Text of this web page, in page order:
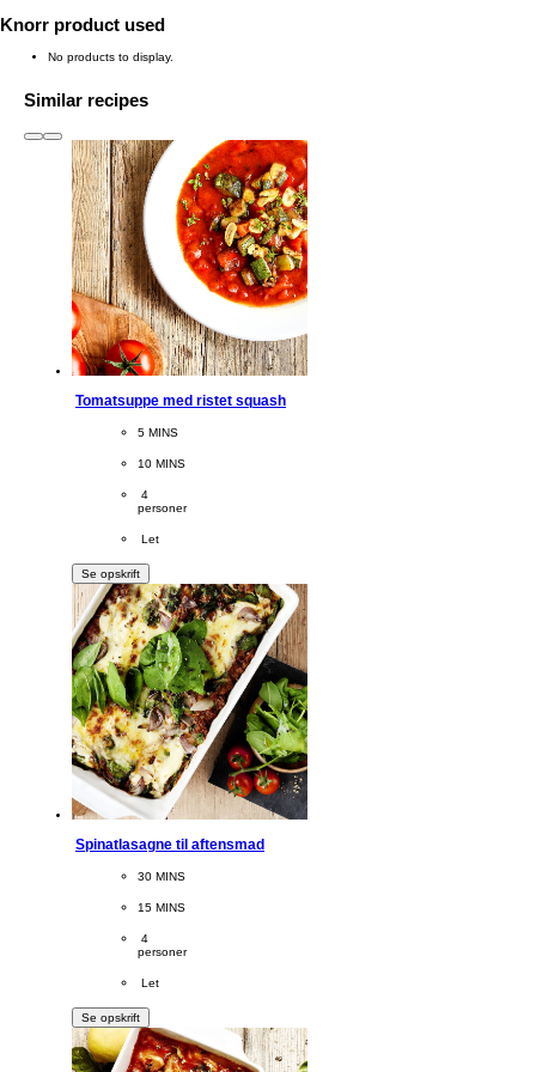
Knorr product used
No products to display.
Similar recipes
1 to 3of 6
Tomatsuppe med ristet squash
CookingTime
5 MINS
PreparationTime
10 MINS
Servings
4
personer
Difficulty
Let
Se opskrift
Spinatlasagne til aftensmad
CookingTime
30 MINS
PreparationTime
15 MINS
Servings
4
personer
Difficulty
Let
Se opskrift